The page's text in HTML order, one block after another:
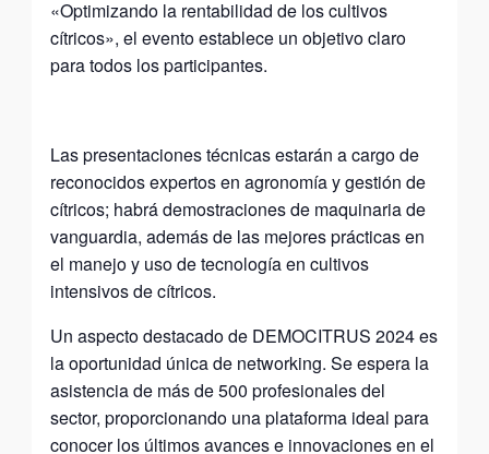
«Optimizando la rentabilidad de los cultivos
cítricos», el evento establece un objetivo claro
para todos los participantes.
Las presentaciones técnicas estarán a cargo de
reconocidos expertos en agronomía y gestión de
cítricos; habrá demostraciones de maquinaria de
vanguardia, además de las mejores prácticas en
el manejo y uso de tecnología en cultivos
intensivos de cítricos.
Un aspecto destacado de DEMOCITRUS 2024 es
la oportunidad única de networking. Se espera la
asistencia de más de 500 profesionales del
sector, proporcionando una plataforma ideal para
conocer los últimos avances e innovaciones en el